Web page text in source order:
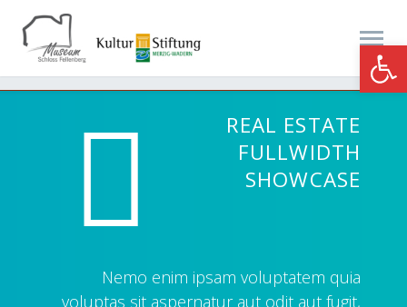


REAL ESTATE
FULLWIDTH
SHOWCASE
Nemo enim ipsam voluptatem quia
voluptas sit aspernatur aut odit aut fugit,